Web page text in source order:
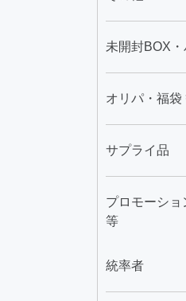
未開封BOX
オリパ・福袋
サプライ品
プロモーショ
等
統率者